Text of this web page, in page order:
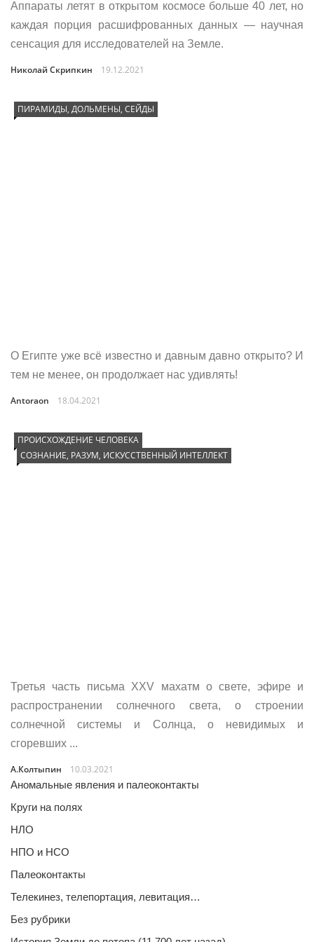
Аппараты летят в открытом космосе больше 40 лет, но
каждая порция расшифрованных данных — научная
сенсация для исследователей на Земле.
Николай Скрипкин 19.12.2021
ПИРАМИДЫ, ДОЛЬМЕНЫ, СЕЙДЫ
О Египте уже всё известно и давным давно открыто? И
тем не менее, он продолжает нас удивлять!
Antoraon 18.04.2021
ПРОИСХОЖДЕНИЕ ЧЕЛОВЕКА
СОЗНАНИЕ, РАЗУМ, ИСКУССТВЕННЫЙ ИНТЕЛЛЕКТ
Третья часть письма XXV махатм о свете, эфире и
распространении солнечного света, о строении
солнечной системы и Солнца, о невидимых и
сгоревших ...
А.Колтыпин
10.03.2021
Аномальные явления и палеоконтакты
Круги на полях
НЛО
НПО и НСО
Палеоконтакты
Телекинез, телепортация, левитация…
Без рубрики